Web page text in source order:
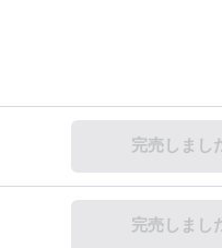
完売しまし
完売しまし